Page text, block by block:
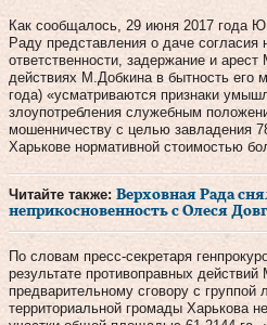
Как сообщалось, 29 июня 2017 года
Раду представления о даче согласия
ответственности, задержание и
действиях М.Добкина в бытность его
года) «усматриваются признаки
злоупотребления служебным
мошенничеству с целью завладения
Харькове нормативной стоимостью
Читайте также: Верховная Рада
неприкосновенность с Олеся
По словам пресс-секретаря
результате противоправных
предварительному сговору с группой
территориальной громады Харькова